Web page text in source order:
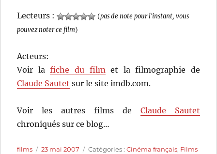
Lecteurs : (pas de note pour l'instant, vous
pouvez noter ce film)
Acteurs:
Voir lafiche du filmet la filmographie de
Claude Sautet sur le site imdb.com.
Voir les autres films de Claude Sautet
chroniqués sur ce blog…
Auteur
films
Publié
23 mai 2007 Catégories
Catégories :Cinéma français, Films